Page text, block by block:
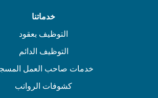
خدماتنا
التوظيف بعقود
التوظيف الدائم
خدمات صاحب العمل
كشوفات الرواتب